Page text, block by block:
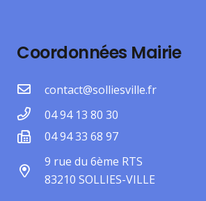
Coordonnées Mairie
contact@solliesville.fr
04 94 13 80 30
04 94 33 68 97
9 rue du 6ème RTS
83210 SOLLIES-VILLE